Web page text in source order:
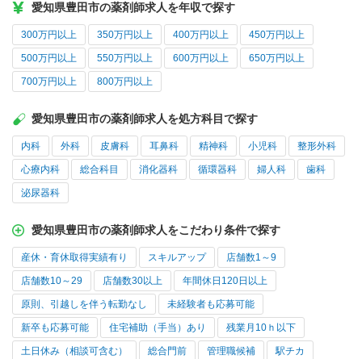
愛知県豊田市の薬剤師求人を年収で探す
300万円以上 350万円以上 400万円以上 450万円以上
500万円以上 550万円以上 600万円以上 650万円以上
700万円以上 800万円以上
愛知県豊田市の薬剤師求人を処方科目で探す
内科 外科 皮膚科 耳鼻科 精神科 小児科 整形外科
心療内科 総合科目 消化器科 循環器科 婦人科 歯科
泌尿器科
愛知県豊田市の薬剤師求人をこだわり条件で探す
産休・育休取得実績有り スキルアップ 店舗数1～9
店舗数10～29 店舗数30以上 年間休日120日以上
原則、引越しを伴う転勤なし 未経験者も応募可能
新卒も応募可能 住宅補助（手当）あり 残業月10ｈ以下
土日休み（相談可含む） 総合門前 管理職候補 駅チカ